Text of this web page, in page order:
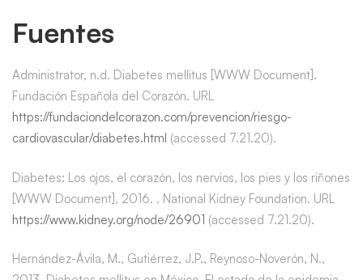
Fuentes
Administrator, n.d. Diabetes mellitus [WWW Document].
Fundación Española del Corazón. URL
https://fundaciondelcorazon.com/prevencion/riesgo-
cardiovascular/diabetes.html (accessed 7.21.20).
Diabetes: Los ojos, el corazón, los nervios, los pies y los riñones
[WWW Document], 2016. . National Kidney Foundation. URL
https://www.kidney.org/node/26901 (accessed 7.21.20).
Hernández-Ávila, M., Gutiérrez, J.P., Reynoso-Noverón, N.,